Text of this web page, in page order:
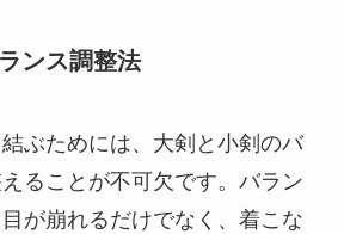
ンス調整法
ぶためには、大剣と小剣のバ
ることが不可欠です。バラン
が崩れるだけでなく、着こな